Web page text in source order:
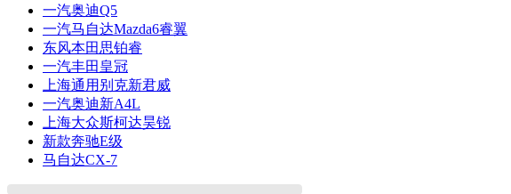
一汽奥迪Q5
一汽马自达Mazda6睿翼
东风本田思铂睿
一汽丰田皇冠
上海通用别克新君威
一汽奥迪新A4L
上海大众斯柯达昊锐
新款奔驰E级
马自达CX-7